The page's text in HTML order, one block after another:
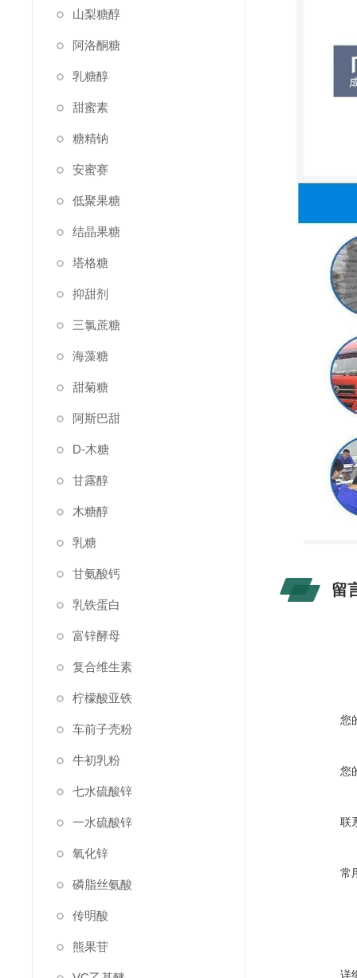
山梨糖醇
阿洛酮糖
乳糖醇
甜蜜素
糖精钠
安蜜赛
低聚果糖
结晶果糖
塔格糖
抑甜剂
三氯蔗糖
海藻糖
甜菊糖
阿斯巴甜
D-木糖
甘露醇
木糖醇
乳糖
甘氨酸钙
乳铁蛋白
富锌酵母
复合维生素
柠檬酸亚铁
车前子壳粉
牛初乳粉
七水硫酸锌
一水硫酸锌
氧化锌
磷脂丝氨酸
传明酸
熊果苷
留
您
您
联
常
详